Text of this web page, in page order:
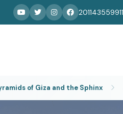
of Giza and the Sphinx